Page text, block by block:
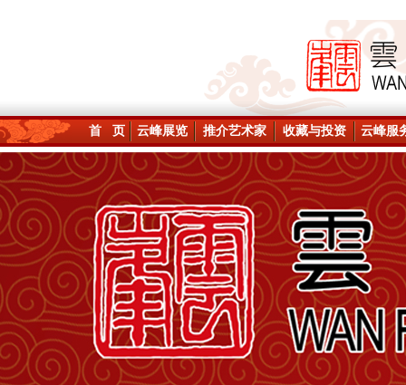
首 页 云峰展览 推介艺术家 收藏与投资 云峰服